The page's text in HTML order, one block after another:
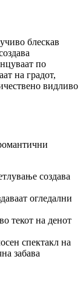
блескав
по
на градот,
видливо
создава
огледални
текот на денот
спектакл на
забава